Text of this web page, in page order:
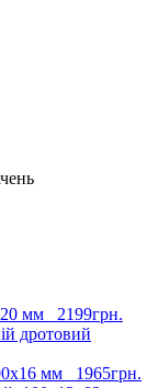
мм 2199грн.
дротовий
мм 1965грн.